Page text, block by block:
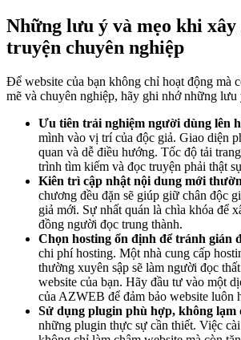
Những lưu ý và mẹo khi xây
truyện chuyên nghiệp
Để website của bạn không chỉ hoạt động mà
mẽ và chuyên nghiệp, hãy ghi nhớ những lưu
Ưu tiên trải nghiệm người dùng lên
mình vào vị trí của độc giả. Giao diện
quan và dễ điều hướng. Tốc độ tải
trình tìm kiếm và đọc truyện phải thật
Kiên trì cập nhật nội dung mới
chương đều đặn sẽ giúp giữ chân độc
giả mới. Sự nhất quán là chìa khóa để
đồng người đọc trung thành.
Chọn hosting ổn định để tránh gián
chi phí hosting. Một nhà cung cấp
thường xuyên sập sẽ làm người đọc
website của bạn. Hãy đầu tư vào một
của AZWEB để đảm bảo website luôn
Sử dụng plugin phù hợp, không lạm
những plugin thực sự cần thiết. Việc